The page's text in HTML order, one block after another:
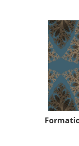
Nous suivre